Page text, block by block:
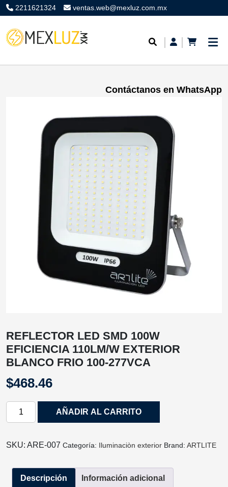
2211621324 ventas.web@mexluz.com.mx
Contáctanos en WhatsApp
REFLECTOR LED SMD 100W
EFICIENCIA 110LM/W EXTERIOR
BLANCO FRIO 100-277VCA
$468.46
REFLECTOR
100W
110LM/W
EXTERIOR
AÑADIR AL CARRITO
SKU: ARE-007 Categoría: Iluminaciòn exterior Brand: ARTLITE
Descripción Información adicional